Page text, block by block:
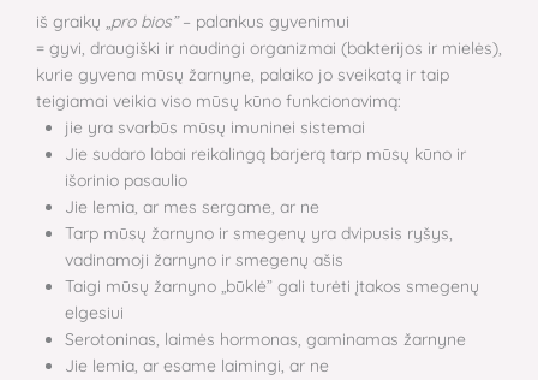
iš graikų „pro bios”– palankus gyvenimui
= gyvi, draugiški ir naudingi organizmai (bakterijos ir mielės),
kurie gyvena mūsų žarnyne, palaiko jo sveikatą ir taip
teigiamai veikia viso mūsų kūno funkcionavimą:
jie yra svarbūs mūsų imuninei sistemai
Jie sudaro labai reikalingą barjerą tarp mūsų kūno ir
išorinio pasaulio
Jie lemia, ar mes sergame, ar ne
Tarp mūsų žarnyno ir smegenų yra dvipusis ryšys,
vadinamoji žarnyno ir smegenų ašis
Taigi mūsų žarnyno „būklė” gali turėti įtakos smegenų
elgesiui
Serotoninas, laimės hormonas, gaminamas žarnyne
Jie lemia, ar esame laimingi, ar ne